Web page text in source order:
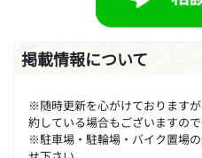
掲載情報について
※随時更新を心がけております
約している場合もございますの
※駐車場・駐輪場・バイク置場